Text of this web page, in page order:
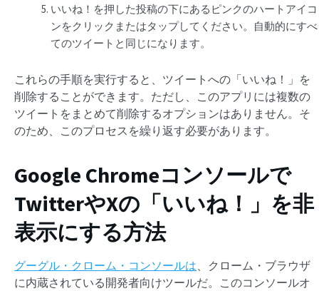
いいね！を押した投稿の下にあるピンクのハートアイコ
ンをクリックまたはタップしてください。自動的にすべ
てのツイートと同じになります。
これらの手順を実行すると、ツイートへの「いいね！」を
削除することができます。ただし、このアプリには複数の
ツイートをまとめて削除するオプションはありません。そ
のため、このプロセスを繰り返す必要があります。
Google Chromeコンソールで
TwitterやXの「いいね！」を非
表示にする方法
グーグル・クローム・コンソールは 、クローム・ブラウザ
に内蔵されている開発者向けツールだ。このコンソールオ